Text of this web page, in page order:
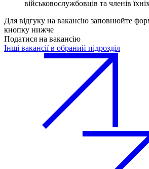
військовослужбовців та членів
Для відгуку на вакансію заповнюйте
кнопку нижче
Податися на вакансію
Інші вакансії в обраний підрозділ